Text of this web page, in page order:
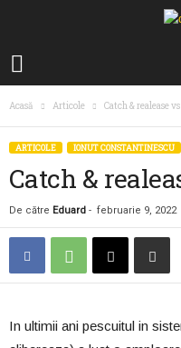
Acasă Articole Catch & realease
ARTICOLE IONUT CONSTANTINESCU
Catch &
De către Eduard - februarie 9, 2022
In ultimii ani pescuitul in